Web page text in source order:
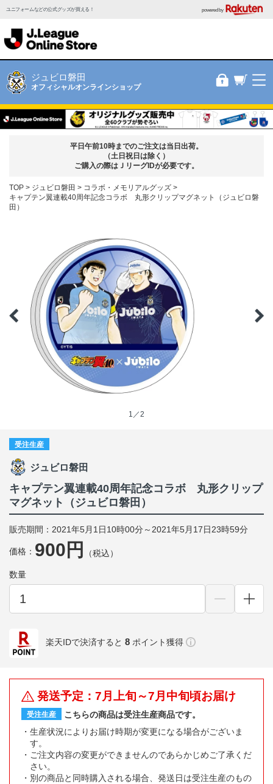
ユニフォームなどの公式グッズが買える！ powered by
ジュビロ磐田
オフィシャルオンラインショップ
平日午前10時までのご注文は当日出荷。
（土日祝日は除く）
ご購入の際はＪリーグIDが必要です。
TOP ジュビロ磐田
コラボ・メモリアルグッズ
キャプテン翼連載40周年記念コラボ 丸形クリップマグネット（ジュビロ磐
田）
1／2
受注生産
ジュビロ磐田
キャプテン翼連載40周年記念コラボ 丸形クリップ
マグネット（ジュビロ磐田）
販売期間：2021年5月1日10時00分～2021年5月17日23時59分
価格： 900円 （税込）
数量
楽天IDで決済すると 8 ポイント獲得
発送予定：7月上旬～7月中旬頃お届け
受注生産
こちらの商品は受注生産商品です。
生産状況によりお届け時期が変更になる場合がございま
す。
ご注文内容の変更ができませんのであらかじめご了承くだ
さい。
別の商品と同時購入される場合、発送日は受注生産のもの